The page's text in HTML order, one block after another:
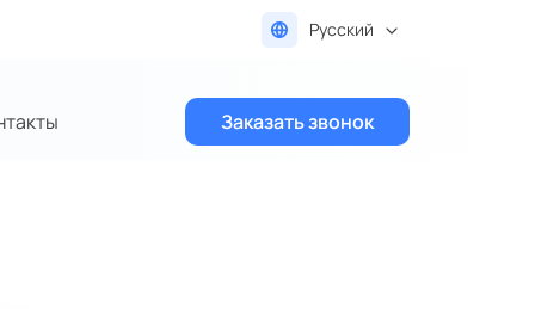
Русский
Заказать звонок